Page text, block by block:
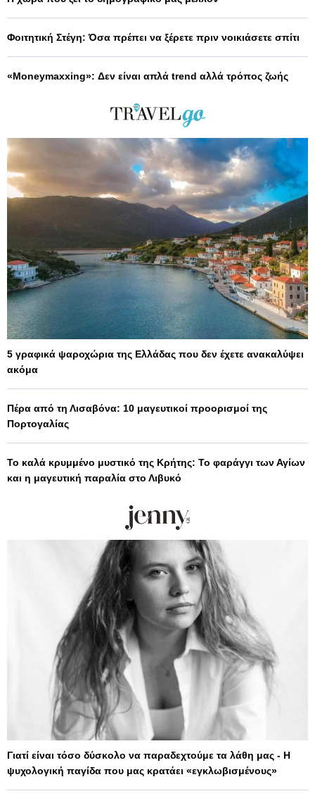
Φοιτητική Στέγη: Όσα πρέπει να ξέρετε πριν νοικιάσετε σπίτι
«Moneymaxxing»: Δεν είναι απλά trend αλλά τρόπος ζωής
5 γραφικά ψαροχώρια της Ελλάδας που δεν έχετε ανακαλύψει
ακόμα
Πέρα από τη Λισαβόνα: 10 μαγευτικοί προορισμοί της
Πορτογαλίας
Το καλά κρυμμένο μυστικό της Κρήτης: Το φαράγγι των Αγίων
και η μαγευτική παραλία στο Λιβυκό
Γιατί είναι τόσο δύσκολο να παραδεχτούμε τα λάθη μας - Η
ψυχολογική παγίδα που μας κρατάει «εγκλωβισμένους»